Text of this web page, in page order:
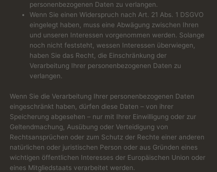
personenbezogenen Daten zu verlangen.
Wenn Sie einen Widerspruch nach Art. 21 Abs. 1 DSGVO
eingelegt haben, muss eine Abwägung zwischen Ihren
und unseren Interessen vorgenommen werden. Solange
noch nicht feststeht, wessen Interessen überwiegen,
haben Sie das Recht, die Einschränkung der
Verarbeitung Ihrer personenbezogenen Daten zu
verlangen.
Wenn Sie die Verarbeitung Ihrer personenbezogenen Daten
eingeschränkt haben, dürfen diese Daten – von ihrer
Speicherung abgesehen – nur mit Ihrer Einwilligung oder zur
Geltendmachung, Ausübung oder Verteidigung von
Rechtsansprüchen oder zum Schutz der Rechte einer anderen
natürlichen oder juristischen Person oder aus Gründen eines
wichtigen öffentlichen Interesses der Europäischen Union oder
eines Mitgliedstaats verarbeitet werden.